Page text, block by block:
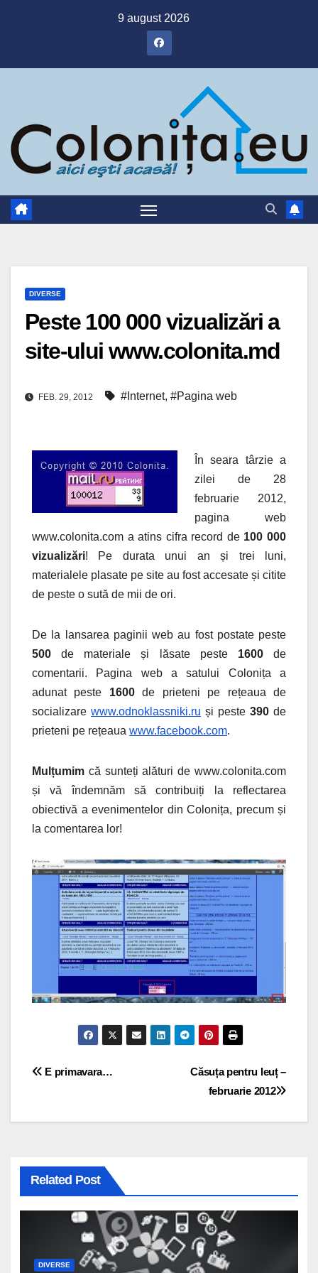
9 august 2026
DIVERSE
Peste 100 000 vizualizări a
site-ului www.colonita.md
FEB. 29, 2012 #Internet, #Pagina web
În seara târzie a
zilei de 28
februarie 2012,
pagina web
www.colonita.com a atins cifra record de 100 000
vizualizări! Pe durata unui an și trei luni,
materialele plasate pe site au fost accesate și citite
de peste o sută de mii de ori.
De la lansarea paginii web au fost postate peste
500 de materiale și lăsate peste 1600de
comentarii. Pagina web a satului Colonița a
adunat peste 1600de prieteni pe rețeaua de
socializare www.odnoklassniki.ru și peste 390 de
prieteni pe rețeaua www.facebook.com.
Mulțumim că sunteți alături de www.colonita.com
și vă îndemnăm să contribuiți la reflectarea
obiectivă a evenimentelor din Colonița, precum și
la comentarea lor!
Navigare
Căsuța pentru leuț –
februarie 2012
E primavara…
Related Post
DIVERSE